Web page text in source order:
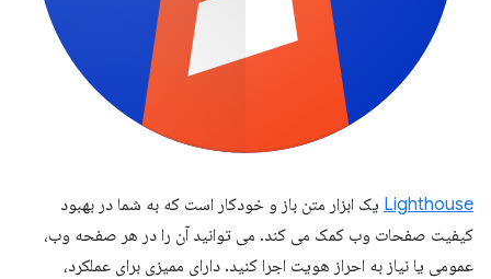
Lighthouse یک ابزار متن باز و خودکار است که به شما در بهبود
کیفیت صفحات وب کمک می کند. می توانید آن را در هر صفحه وب،
عمومی یا نیاز به احراز هویت اجرا کنید. دارای ممیزی برای عملکرد،